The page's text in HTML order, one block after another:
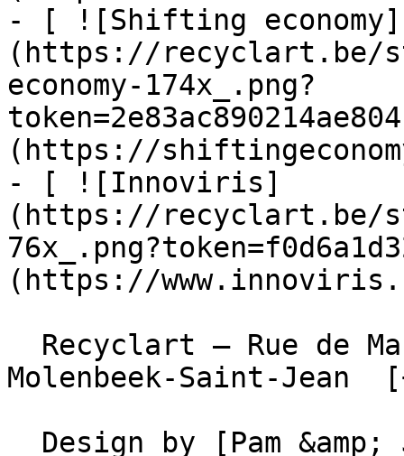
- [ ![Shifting economy]
(https://recyclart.be/
economy-174x_.png?
(https://
- [ ![Innoviris]
(https://recyclart.be/
(https://
Molenbeek-Saint-